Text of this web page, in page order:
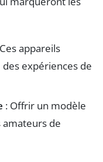
appareils
expériences de
: Offrir un modèle
amateurs de